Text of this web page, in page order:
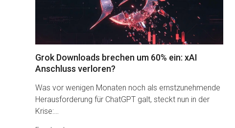
Grok Downloads brechen um 60% ein: xAI
Anschluss verloren?
Was vor wenigen Monaten noch als ernstzunehmende
Herausforderung für ChatGPT galt, steckt nun in der
Krise:…